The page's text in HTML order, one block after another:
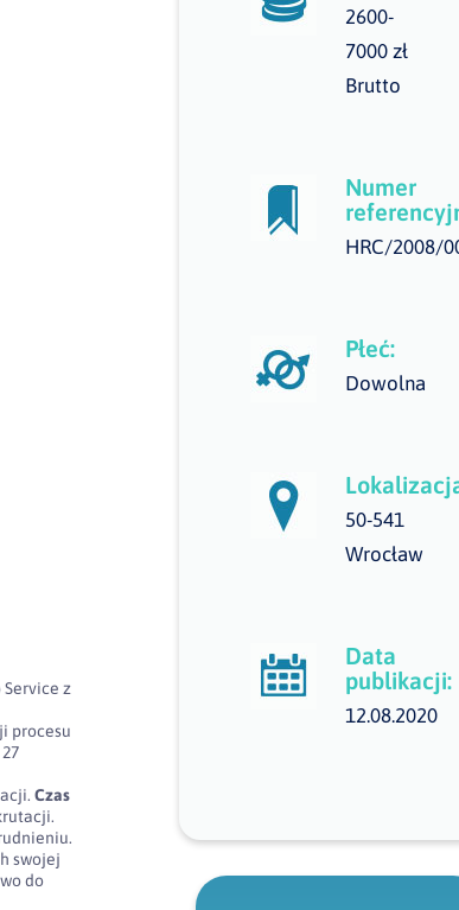
z
procesu
Czas
swojej
do
2600-
7000 zł
Brutto
Numer
HRC/2008/
Płeć:
Dowolna
50-541
Wrocław
Data
publikacji:
12.08.2020